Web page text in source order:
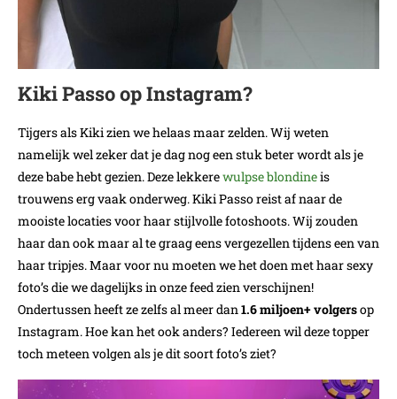
Kiki Passo op Instagram?
Tijgers als Kiki zien we helaas maar zelden. Wij weten
namelijk wel zeker dat je dag nog een stuk beter wordt als je
deze babe hebt gezien. Deze lekkerewulpse blondineis
trouwens erg vaak onderweg. Kiki Passo reist af naar de
mooiste locaties voor haar stijlvolle fotoshoots. Wij zouden
haar dan ook maar al te graag eens vergezellen tijdens een van
haar tripjes. Maar voor nu moeten we het doen met haar sexy
foto’s die we dagelijks in onze feed zien verschijnen!
Ondertussen heeft ze zelfs al meer dan 1.6 miljoen+ volgersop
Instagram. Hoe kan het ook anders? Iedereen wil deze topper
toch meteen volgen als je dit soort foto’s ziet?